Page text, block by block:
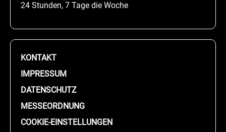
24 Stunden, 7 Tage die Woche
KONTAKT
IMPRESSUM
DATENSCHUTZ
MESSEORDNUNG
COOKIE-EINSTELLUNGEN